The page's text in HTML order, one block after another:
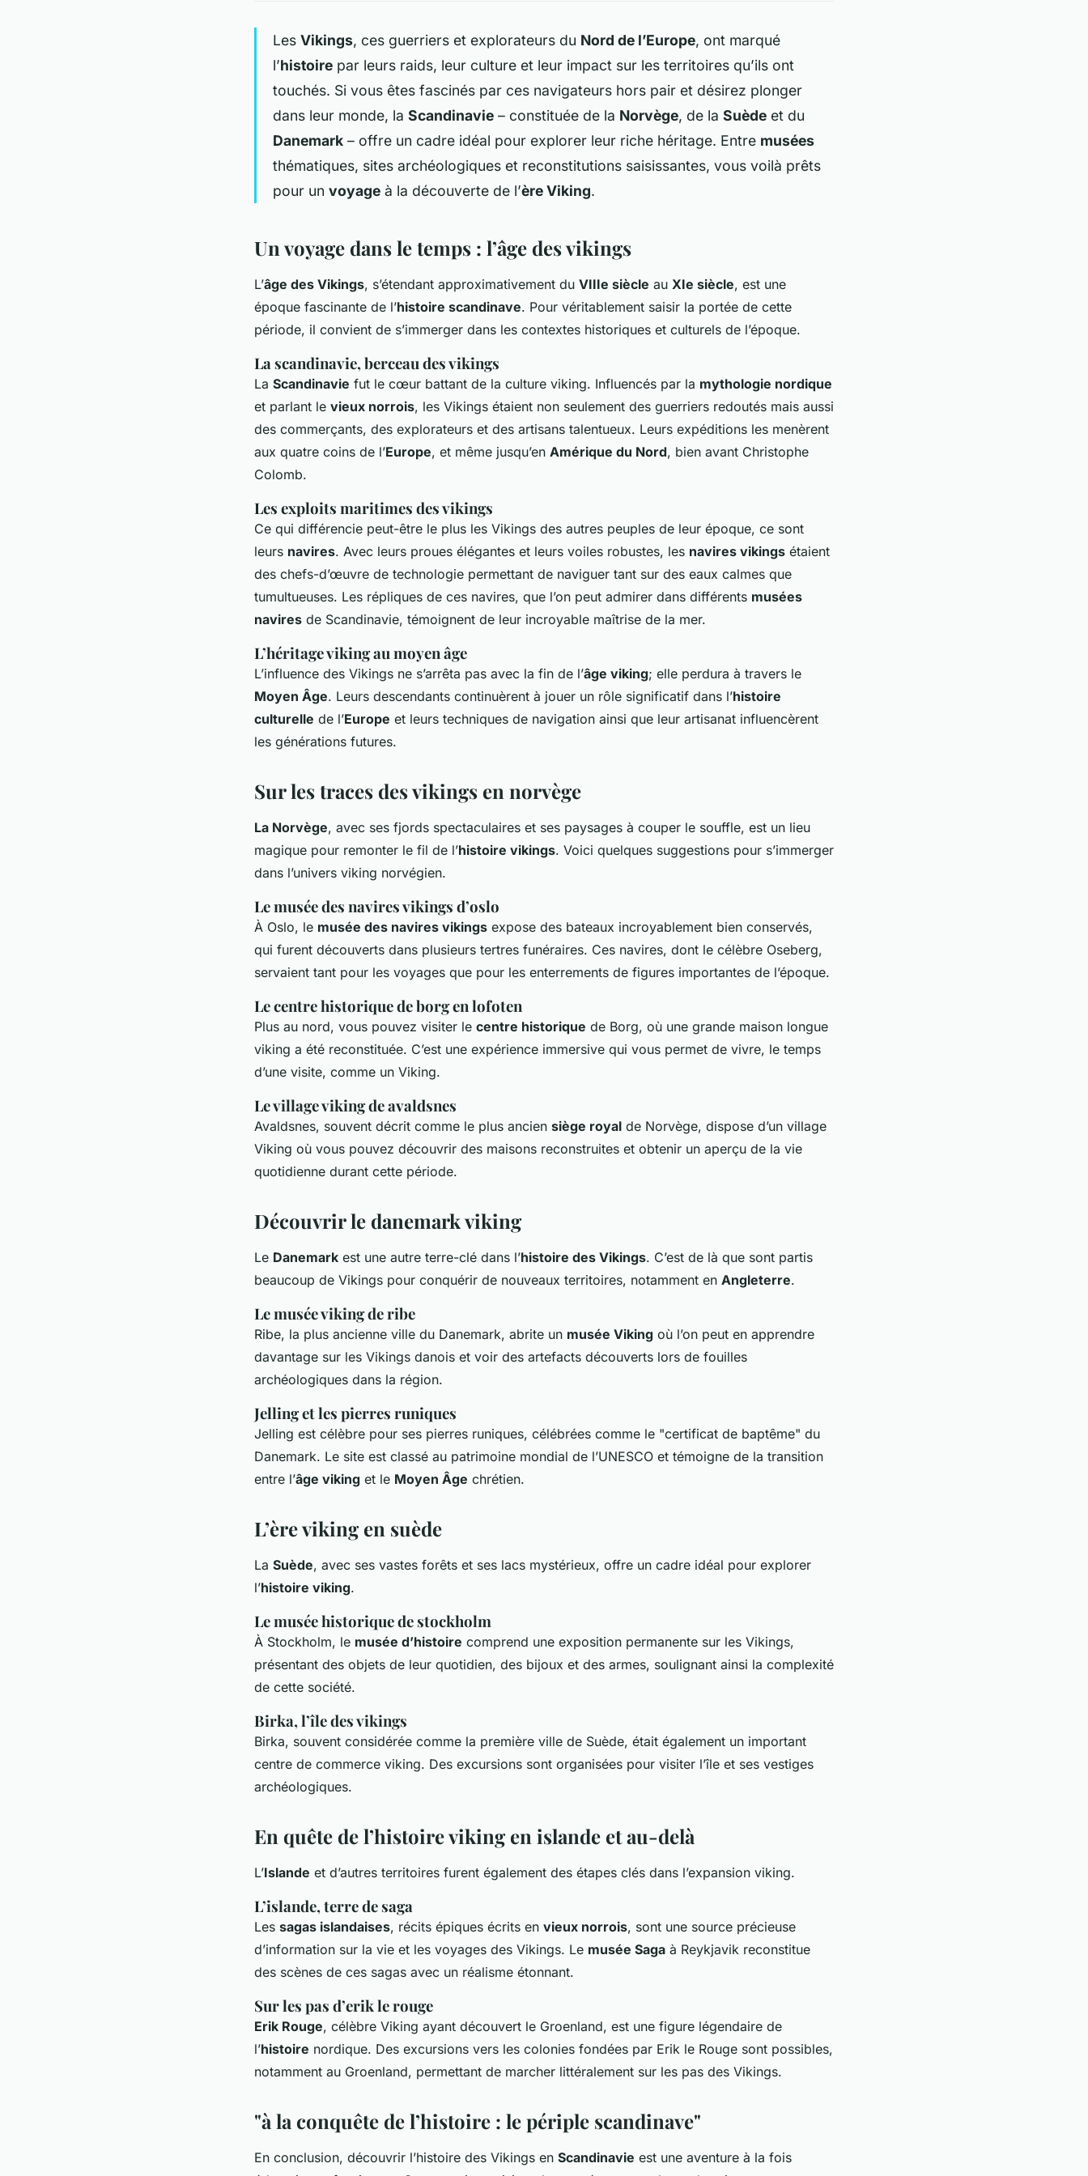
Les Vikings, ces guerriers et explorateurs du Nord de l’Europe, ont marqué
l’histoire par leurs raids, leur culture et leur impact sur les territoires qu’ils ont
touchés. Si vous êtes fascinés par ces navigateurs hors pair et désirez plonger
dans leur monde, la Scandinavie – constituée de la Norvège, de la Suède et du
Danemark – offre un cadre idéal pour explorer leur riche héritage. Entre musées
thématiques, sites archéologiques et reconstitutions saisissantes, vous voilà prêts
pour un voyage à la découverte de l’ère Viking.
Un voyage dans le temps : l’âge des vikings
L’âge des Vikings, s’étendant approximativement du VIIIe siècle au XIe siècle, est une
époque fascinante de l’histoire scandinave. Pour véritablement saisir la portée de cette
période, il convient de s’immerger dans les contextes historiques et culturels de l’époque.
La scandinavie, berceau des vikings
La Scandinavie fut le cœur battant de la culture viking. Influencés par la mythologie nordique
et parlant le vieux norrois, les Vikings étaient non seulement des guerriers redoutés mais aussi
des commerçants, des explorateurs et des artisans talentueux. Leurs expéditions les menèrent
aux quatre coins de l’Europe, et même jusqu’en Amérique du Nord, bien avant Christophe
Colomb.
Les exploits maritimes des vikings
Ce qui différencie peut-être le plus les Vikings des autres peuples de leur époque, ce sont
leurs navires. Avec leurs proues élégantes et leurs voiles robustes, les navires vikings étaient
des chefs-d’œuvre de technologie permettant de naviguer tant sur des eaux calmes que
tumultueuses. Les répliques de ces navires, que l’on peut admirer dans différents musées
navires de Scandinavie, témoignent de leur incroyable maîtrise de la mer.
L’héritage viking au moyen âge
L’influence des Vikings ne s’arrêta pas avec la fin de l’âge viking; elle perdura à travers le
Moyen Âge. Leurs descendants continuèrent à jouer un rôle significatif dans l’histoire
culturelle de l’Europe et leurs techniques de navigation ainsi que leur artisanat influencèrent
les générations futures.
Sur les traces des vikings en norvège
La Norvège, avec ses fjords spectaculaires et ses paysages à couper le souffle, est un lieu
magique pour remonter le fil de l’histoire vikings. Voici quelques suggestions pour s’immerger
dans l’univers viking norvégien.
Le musée des navires vikings d’oslo
À Oslo, le musée des navires vikings expose des bateaux incroyablement bien conservés,
qui furent découverts dans plusieurs tertres funéraires. Ces navires, dont le célèbre Oseberg,
servaient tant pour les voyages que pour les enterrements de figures importantes de l’époque.
Le centre historique de borg en lofoten
Plus au nord, vous pouvez visiter le centre historique de Borg, où une grande maison longue
viking a été reconstituée. C’est une expérience immersive qui vous permet de vivre, le temps
d’une visite, comme un Viking.
Le village viking de avaldsnes
Avaldsnes, souvent décrit comme le plus ancien siège royal de Norvège, dispose d’un village
Viking où vous pouvez découvrir des maisons reconstruites et obtenir un aperçu de la vie
quotidienne durant cette période.
Découvrir le danemark viking
Le Danemark est une autre terre-clé dans l’histoire des Vikings. C’est de là que sont partis
beaucoup de Vikings pour conquérir de nouveaux territoires, notamment en Angleterre.
Le musée viking de ribe
Ribe, la plus ancienne ville du Danemark, abrite un musée Viking où l’on peut en apprendre
davantage sur les Vikings danois et voir des artefacts découverts lors de fouilles
archéologiques dans la région.
Jelling et les pierres runiques
Jelling est célèbre pour ses pierres runiques, célébrées comme le "certificat de baptême" du
Danemark. Le site est classé au patrimoine mondial de l’UNESCO et témoigne de la transition
entre l’âge viking et le Moyen Âge chrétien.
L’ère viking en suède
La Suède, avec ses vastes forêts et ses lacs mystérieux, offre un cadre idéal pour explorer
l’histoire viking.
Le musée historique de stockholm
À Stockholm, le musée d’histoire comprend une exposition permanente sur les Vikings,
présentant des objets de leur quotidien, des bijoux et des armes, soulignant ainsi la complexité
de cette société.
Birka, l’île des vikings
Birka, souvent considérée comme la première ville de Suède, était également un important
centre de commerce viking. Des excursions sont organisées pour visiter l’île et ses vestiges
archéologiques.
En quête de l’histoire viking en islande et au-delà
L’Islande et d’autres territoires furent également des étapes clés dans l’expansion viking.
L’islande, terre de saga
Les sagas islandaises, récits épiques écrits en vieux norrois, sont une source précieuse
d’information sur la vie et les voyages des Vikings. Le musée Saga à Reykjavik reconstitue
des scènes de ces sagas avec un réalisme étonnant.
Sur les pas d’erik le rouge
Erik Rouge, célèbre Viking ayant découvert le Groenland, est une figure légendaire de
l’histoire nordique. Des excursions vers les colonies fondées par Erik le Rouge sont possibles,
notamment au Groenland, permettant de marcher littéralement sur les pas des Vikings.
"à la conquête de l’histoire : le périple scandinave"
En conclusion, découvrir l’histoire des Vikings en Scandinavie est une aventure à la fois